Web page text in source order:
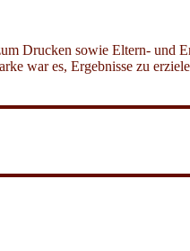
Drucken sowie Eltern- und
war es, Ergebnisse zu